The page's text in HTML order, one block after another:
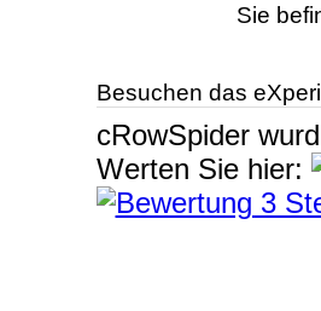
Sie
Besuchen das
cRowSpider
Werten Sie hier: